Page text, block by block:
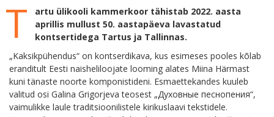
T
artu ülikooli kammerkoor tähistab 2022. aasta
aprillis mullust 50. aastapäeva lavastatud
kontsertidega Tartus ja Tallinnas.
„Kaksikpühendus“ on kontserdikava, kus esimeses pooles kõlab
eranditult Eesti naisheliloojate looming alates Miina Härmast
kuni tänaste noorte komponistideni. Esmaettekandes kuuleb
valitud osi Galina Grigorjeva teosest „Духовные песнопения“,
vaimulikke laule traditsioonilistele kirikuslaavi tekstidele.